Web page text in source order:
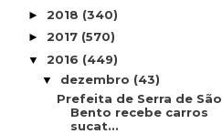
► 2018 (340)
► 2017 (570)
▼ 2016 (449)
▼ dezembro (43)
Prefeita de Serra de São
Bento recebe carros
sucat...